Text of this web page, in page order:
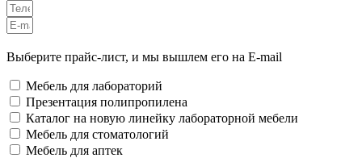
Выберите прайс-лист, и мы вышлем его на E-mail
Мебель для лабораторий
Презентация полипропилена
Каталог на новую линейку лабораторной мебели
Мебель для стоматологий
Мебель для аптек